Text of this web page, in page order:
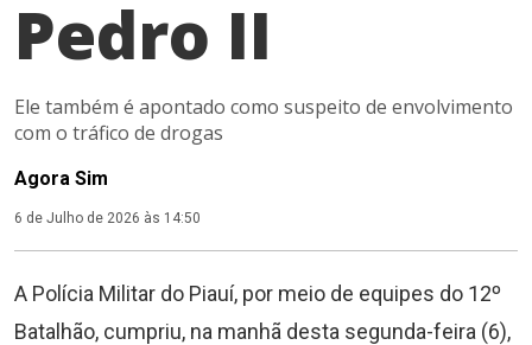
Pedro II
Ele também é apontado como suspeito de envolvimento
com o tráfico de drogas
Agora Sim
6 de Julho de 2026 às 14:50
A Polícia Militar do Piauí, por meio de equipes do 12º
Batalhão, cumpriu, na manhã desta segunda-feira (6),